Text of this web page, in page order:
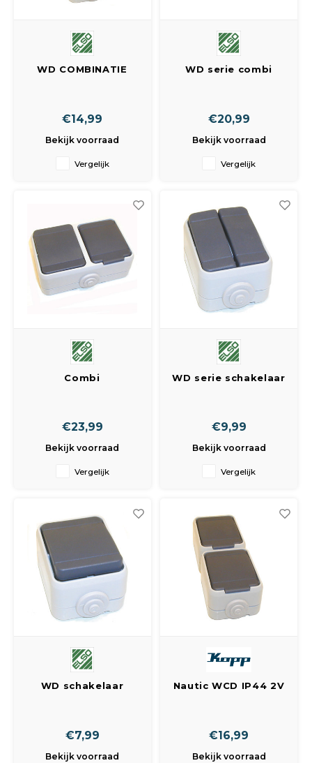
WD COMBINATIE
€14,99
Bekijk voorraad
Vergelijk
WD serie combi
€20,99
Bekijk voorraad
Vergelijk
Combi
€23,99
Bekijk voorraad
Vergelijk
WD serie schakelaar
€9,99
Bekijk voorraad
Vergelijk
WD schakelaar
€7,99
Bekijk voorraad
Nautic WCD IP44 2V
€16,99
Bekijk voorraad